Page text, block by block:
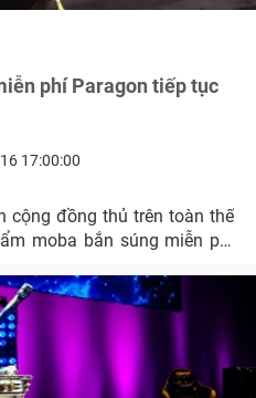
phí Paragon tiếp tục
17:00:00
cộng đồng thủ trên toàn thế
moba bắn súng miễn phí